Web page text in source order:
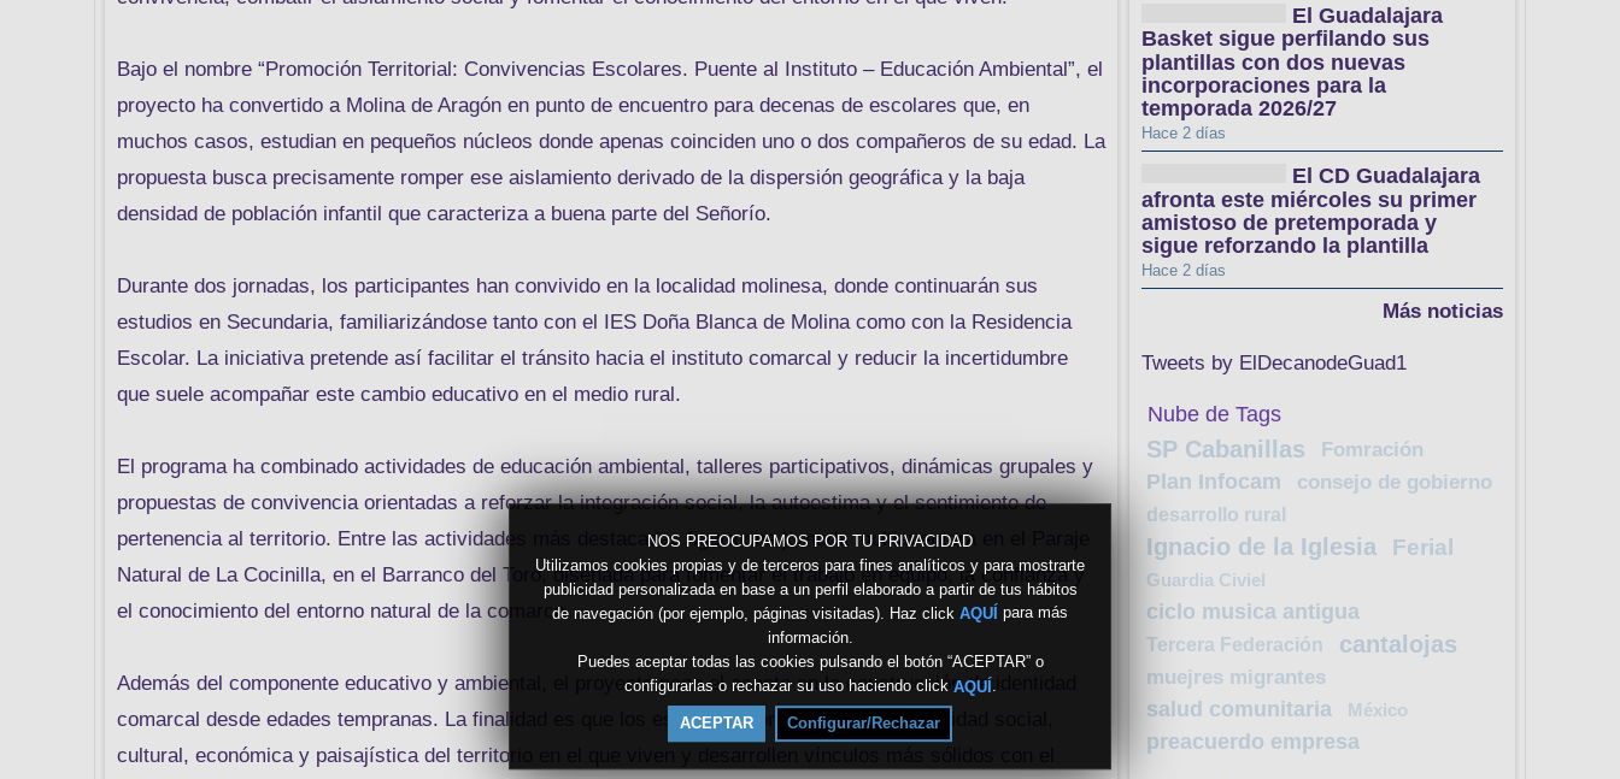
NOS PREOCUPAMOS POR TU PRIVACIDAD
Utilizamos cookies propias y de terceros para fines analíticos y para mostrarte
publicidad personalizada en base a un perfil elaborado a partir de tus hábitos
de navegación (por ejemplo, páginas visitadas). Haz click AQUÍ para más
información.
Puedes aceptar todas las cookies pulsando el botón “ACEPTAR” o
configurarlas o rechazar su uso haciendo click AQUÍ
ACEPTAR Configurar/Rechazar
Bajo el nombre “Promoción Territorial: Convivencias Escolares. Puente al Instituto – Educación Ambiental”, el
proyecto ha convertido a Molina de Aragón en punto de encuentro para decenas de escolares que, en
muchos casos, estudian en pequeños núcleos donde apenas coinciden uno o dos compañeros de su edad. La
propuesta busca precisamente romper ese aislamiento derivado de la dispersión geográfica y la baja
densidad de población infantil que caracteriza a buena parte del Señorío.
Durante dos jornadas, los participantes han convivido en la localidad molinesa, donde continuarán sus
estudios en Secundaria, familiarizándose tanto con el IES Doña Blanca de Molina como con la Residencia
Escolar. La iniciativa pretende así facilitar el tránsito hacia el instituto comarcal y reducir la incertidumbre
que suele acompañar este cambio educativo en el medio rural.
El programa ha combinado actividades de educación ambiental, talleres participativos, dinámicas grupales y
propuestas de convivencia orientadas a reforzar la integración social, la autoestima y el sentimiento de
pertenencia al territorio. Entre las actividades más destacadas figura una jornada multiaventura en el Paraje
Natural de La Cocinilla, en el Barranco del Toro, diseñada para fomentar el trabajo en equipo, la confianza y
el conocimiento del entorno natural de la comarca.
Además del componente educativo y ambiental, el proyecto pone el acento en la construcción de identidad
comarcal desde edades tempranas. La finalidad es que los escolares conozcan mejor la realidad social,
cultural, económica y paisajística del territorio en el que viven y desarrollen vínculos más sólidos con el
El Guadalajara
Basket sigue perfilando sus
plantillas con dos nuevas
incorporaciones para la
temporada 2026/27
Hace 2 días
El CD Guadalajara
afronta este miércoles su primer
amistoso de pretemporada y
sigue reforzando la plantilla
Hace 2 días
Más noticias
Tweets by ElDecanodeGuad1
Nube de Tags
SP Cabanillas Fomración
Plan Infocam consejo de gobierno
desarrollo rural
Ignacio de la Iglesia Ferial
Guardia Civiel
ciclo musica antigua
Tercera Federación cantalojas
muejres migrantes
salud comunitaria México
preacuerdo empresa